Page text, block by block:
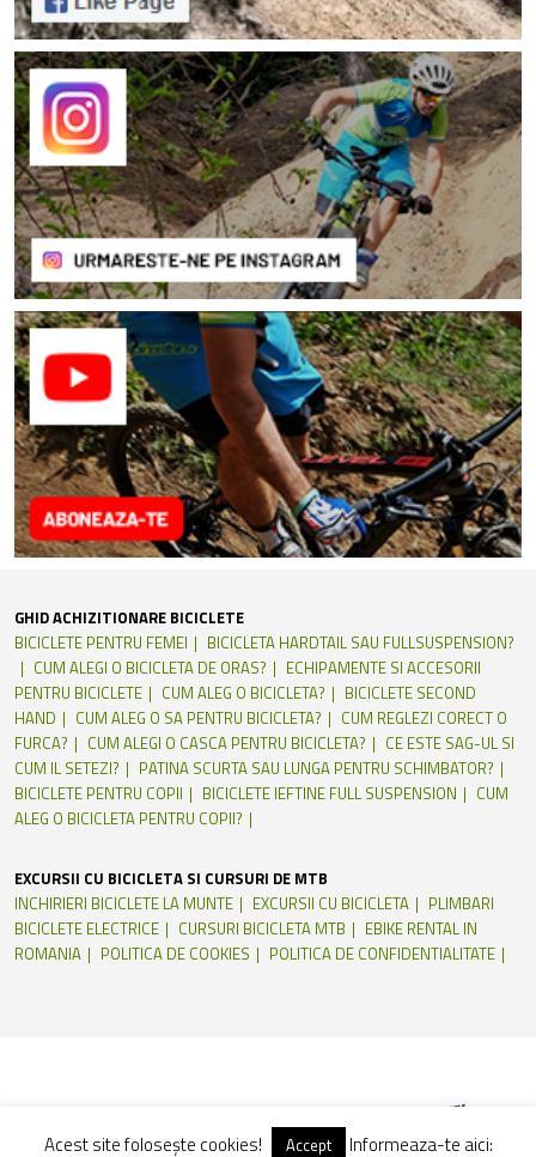
GHID ACHIZITIONARE BICICLETE
BICICLETE PENTRU FEMEI
BICICLETA HARDTAIL SAU FULLSUSPENSION?
CUM ALEGI O BICICLETA DE ORAS?
ECHIPAMENTE SI ACCESORII
PENTRU BICICLETE
CUM ALEG O BICICLETA?
BICICLETE SECOND
HAND
CUM ALEG O SA PENTRU BICICLETA?
CUM REGLEZI CORECT O
FURCA?
CUM ALEGI O CASCA PENTRU BICICLETA?
CE ESTE SAG-UL SI
CUM IL SETEZI?
PATINA SCURTA SAU LUNGA PENTRU SCHIMBATOR?
BICICLETE PENTRU COPII
BICICLETE IEFTINE FULL SUSPENSION
CUM
ALEG O BICICLETA PENTRU COPII?
EXCURSII CU BICICLETA SI CURSURI DE MTB
INCHIRIERI BICICLETE LA MUNTE
EXCURSII CU BICICLETA
PLIMBARI
BICICLETE ELECTRICE
CURSURI BICICLETA MTB
EBIKE RENTAL IN
ROMANIA
POLITICA DE COOKIES POLITICA DE CONFIDENTIALITATE
Acest site folosește cookies! Accept Informeaza-te aici: